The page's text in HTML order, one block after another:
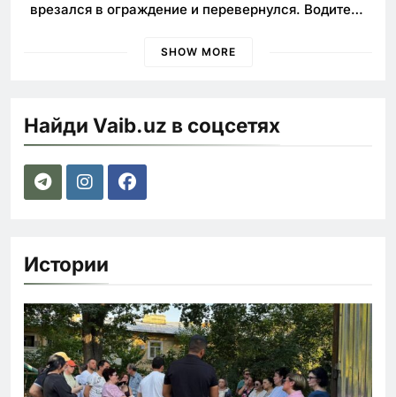
врезался в ограждение и перевернулся. Водитель
SHOW MORE
Найди Vaib.uz в соцсетях
Истории